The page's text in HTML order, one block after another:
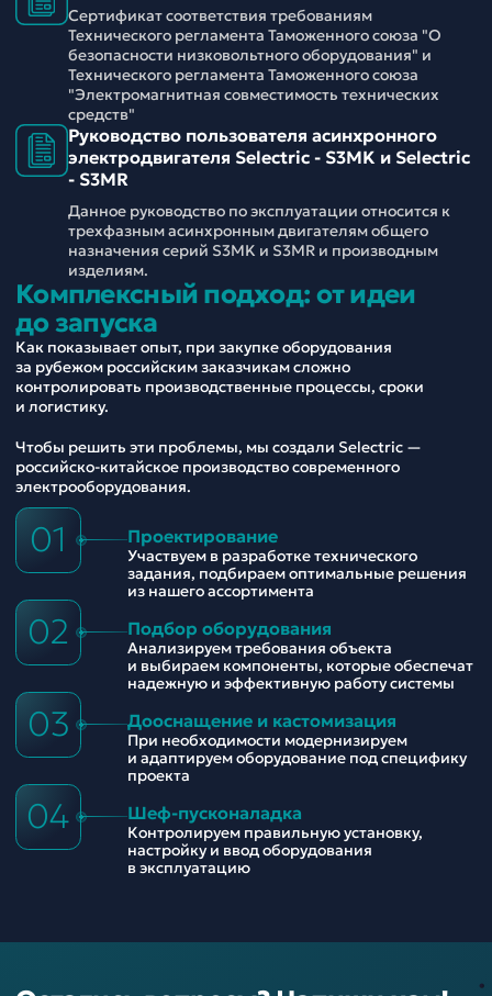
Сертификат соответствия требованиям
Технического регламента Таможенного союза "О
безопасности низковольтного оборудования" и
Технического регламента Таможенного союза
"Электромагнитная совместимость технических
средств"
Руководство пользователя асинхронного
электродвигателя Selectric - S3MK и Selectric
- S3MR
Данное руководство по эксплуатации относится к
трехфазным асинхронным двигателям общего
назначения серий S3MK и S3MR и производным
изделиям.
Комплексный подход: от идеи
до запуска
Как показывает опыт, при закупке оборудования
за рубежом российским заказчикам сложно
контролировать производственные процессы, сроки
и логистику.
Чтобы решить эти проблемы, мы создали Selectric —
российско-китайское производство современного
электрооборудования.
01 Проектирование
Участвуем в разработке технического
задания, подбираем оптимальные решения
из нашего ассортимента
02 Подбор оборудования
Анализируем требования объекта
и выбираем компоненты, которые обеспечат
надежную и эффективную работу системы
03 Дооснащение и кастомизация
При необходимости модернизируем
и адаптируем оборудование под специфику
проекта
04 Шеф-пусконаладка
Контролируем правильную установку,
настройку и ввод оборудования
в эксплуатацию